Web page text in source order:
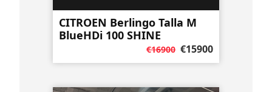
CITROEN Berlingo Talla M
BlueHDi 100 SHINE
€16900 €15900